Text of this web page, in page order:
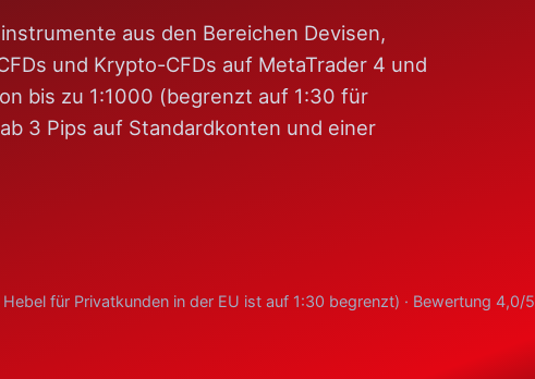
aus den Bereichen Devisen,
und Krypto-CFDs auf MetaTrader 4 und
bis zu 1:1000 (begrenzt auf 1:30 für
3 Pips auf Standardkonten und einer
für Privatkunden in der EU ist auf 1:30 begrenzt) · Bewertung 4,0/5